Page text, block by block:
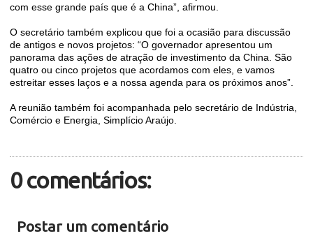
com esse grande país que é a China”, afirmou.
O secretário também explicou que foi a ocasião para discussão
de antigos e novos projetos: “O governador apresentou um
panorama das ações de atração de investimento da China. São
quatro ou cinco projetos que acordamos com eles, e vamos
estreitar esses laços e a nossa agenda para os próximos anos”.
A reunião também foi acompanhada pelo secretário de Indústria,
Comércio e Energia, Simplício Araújo.
0 comentários:
Postar um comentário